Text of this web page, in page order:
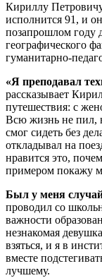
Кириллу
исполнится 91, и
позапрошлом году
географического
гуманитарно-
«Я преподавал
рассказывает
путешествия: с
Всю жизнь не пил,
смог сидеть без
откладывал на
нравится это,
примером покажу
Был у меня
проводил со
важности
незнакомая
взяться, и я в
вместе
лучшему.